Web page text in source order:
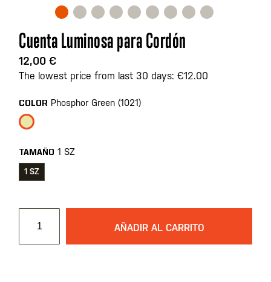
Saltar
al
comienzo
de
galería
de
imágenes
Cuenta Luminosa para Cordón
12,00 €
The lowest price from last 30 days: €12.00
COLOR Phosphor Green (1021)
TAMAÑO 1 SZ
1 SZ
AÑADIR AL CARRITO